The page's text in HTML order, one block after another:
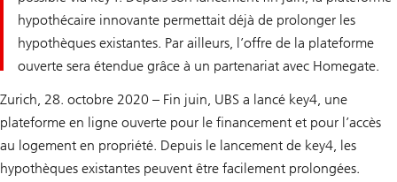
hypothécaire innovante permettait déjà de prolonger les
hypothèques existantes. Par ailleurs, l’offre de la plateforme
ouverte sera étendue grâce à un partenariat avec Homegate.
Zurich, 28. octobre 2020 – Fin juin, UBS a lancé key4, une
plateforme en ligne ouverte pour le financement et pour l’accès
au logement en propriété. Depuis le lancement de key4, les
hypothèques existantes peuvent être facilement prolongées.